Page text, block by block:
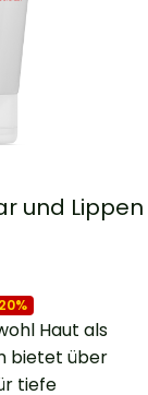
und Lippen
Haut als
bietet über
tiefe